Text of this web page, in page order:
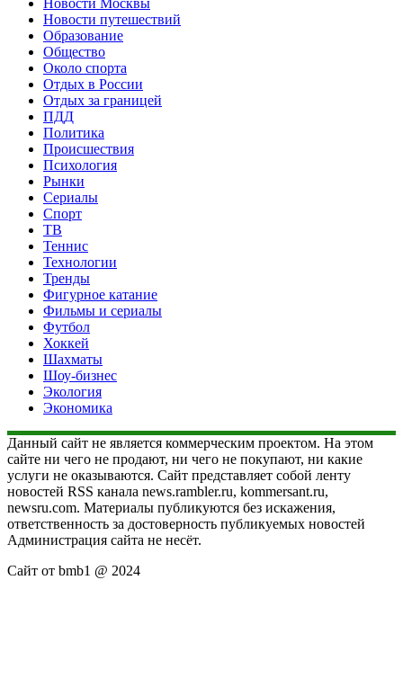
Новости путешествий
Образование
Общество
Около спорта
Отдых в России
Отдых за границей
ПДД
Политика
Происшествия
Психология
Рынки
Сериалы
Спорт
ТВ
Теннис
Технологии
Тренды
Фигурное катание
Фильмы и сериалы
Футбол
Хоккей
Шахматы
Шоу-бизнес
Экология
Экономика
Данный сайт не является коммерческим проектом. На этом
сайте ни чего не продают, ни чего не покупают, ни какие
услуги не оказываются. Сайт представляет собой ленту
новостей RSS канала news.rambler.ru, kommersant.ru,
newsru.com. Материалы публикуются без искажения,
ответственность за достоверность публикуемых новостей
Администрация сайта не несёт.
Сайт от bmb1 @ 2024